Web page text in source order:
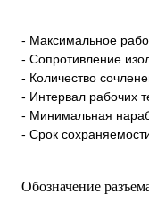
- Максимальное
- Сопротивление
- Количество
- Интервал рабочих
- Минимальная
- Срок
Обозначение